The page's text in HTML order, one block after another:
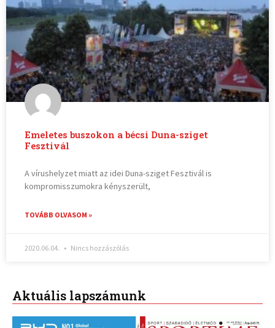
Emeletes buszokon a bécsi Duna-sziget
Fesztivál
A vírushelyzet miatt az idei Duna-sziget Fesztivál is
kompromisszumokra kényszerült,
TOVÁBB OLVASOM »
2020.06.04. Nincs hozzászólás
Aktuális lapszámunk